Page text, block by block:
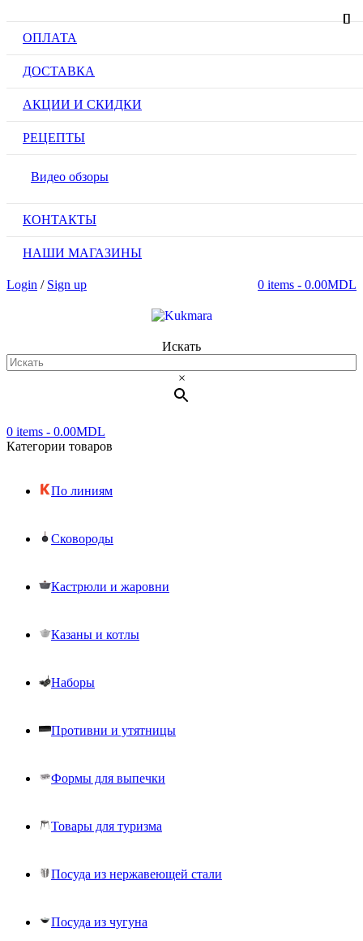
ОПЛАТА
ДОСТАВКА
АКЦИИ И СКИДКИ
РЕЦЕПТЫ
Видео обзоры
КОНТАКТЫ
НАШИ МАГАЗИНЫ
0 items - 0.00MDL
Login / Sign up
Искать
×
0 items - 0.00MDL
Категории товаров
По линиям
Сковороды
Кастрюли и жаровни
Казаны и котлы
Наборы
Противни и утятницы
Формы для выпечки
Товары для туризма
Посуда из нержавеющей стали
Посуда из чугуна